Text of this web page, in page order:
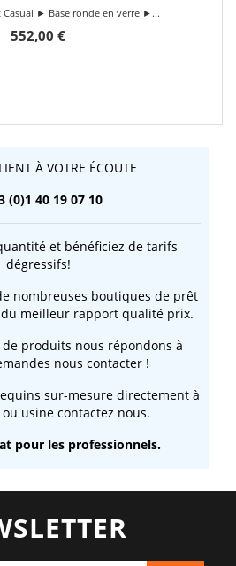
► Base ronde en verre ►...
552,00 €
À VOTRE ÉCOUTE
(0)1 40 19 07 10
et bénéficiez de tarifs
dégressifs!
nombreuses boutiques de prêt
meilleur rapport qualité prix.
produits nous répondons à
nous contacter !
sur-mesure directement à
usine contactez nous.
pour les professionnels.